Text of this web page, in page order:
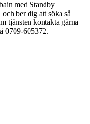
med Standby
ber dig att söka så
tjänsten kontakta gärna
0709-605372.